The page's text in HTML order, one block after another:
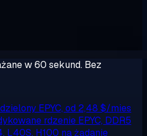
w 60 sekund. Bez
EPYC, od 2,48 $/mies
rdzenie EPYC, DDR5
L40S, H100 na żądanie